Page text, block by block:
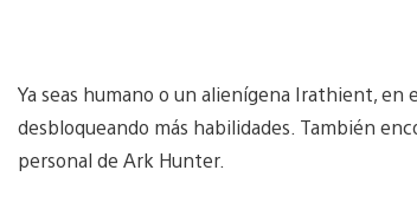
Ya seas humano o un alienígena Irathient,
desbloqueando más habilidades. También
personal de Ark Hunter.